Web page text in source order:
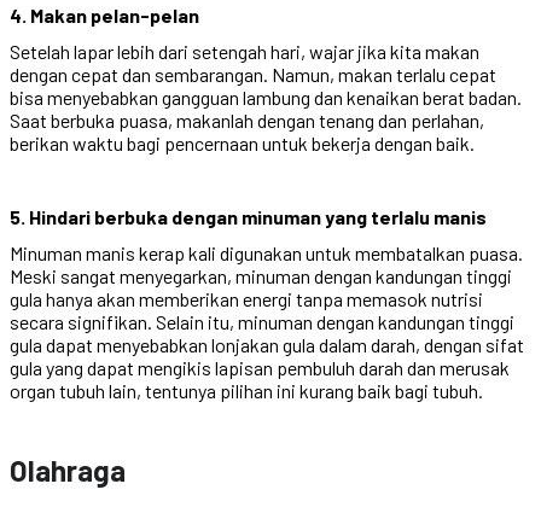
4. Makan pelan-pelan
Setelah lapar lebih dari setengah hari, wajar jika kita makan
dengan cepat dan sembarangan. Namun, makan terlalu cepat
bisa menyebabkan gangguan lambung dan kenaikan berat badan.
Saat berbuka puasa, makanlah dengan tenang dan perlahan,
berikan waktu bagi pencernaan untuk bekerja dengan baik.
5. Hindari berbuka dengan minuman yang terlalu manis
Minuman manis kerap kali digunakan untuk membatalkan puasa.
Meski sangat menyegarkan, minuman dengan kandungan tinggi
gula hanya akan memberikan energi tanpa memasok nutrisi
secara signifikan. Selain itu, minuman dengan kandungan tinggi
gula dapat menyebabkan lonjakan gula dalam darah, dengan sifat
gula yang dapat mengikis lapisan pembuluh darah dan merusak
organ tubuh lain, tentunya pilihan ini kurang baik bagi tubuh.
Olahraga